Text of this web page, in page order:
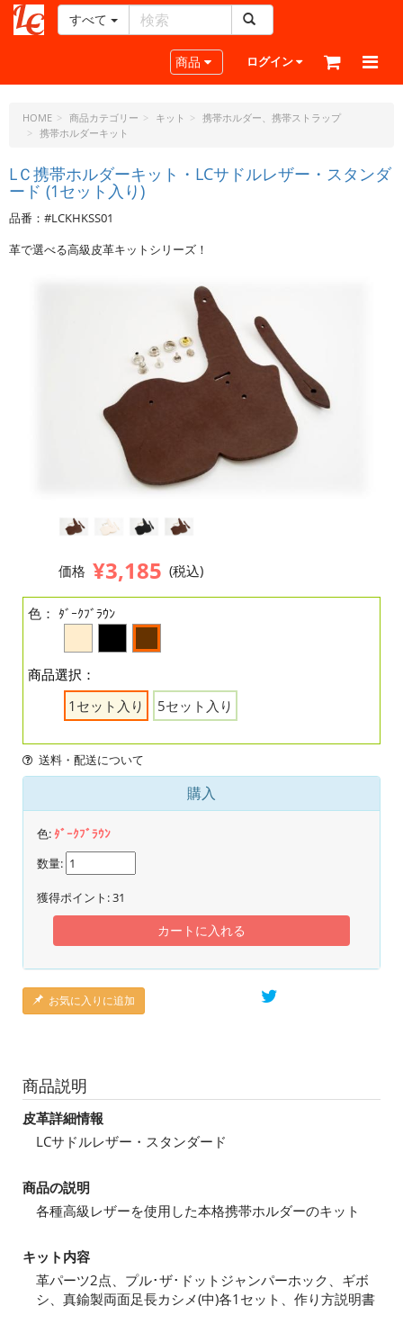
ー
ラ
フ
ド
ッ
ト・
ェ
すべて
Toggle navigation
商品 ログイン
HOME 商品カテゴリー キット
携帯ホルダー、携帯ストラップ
携帯ホルダーキット
LＣ携帯ホルダーキット・LCサドルレザー・スタンダ
ード (1セット入り)
品番：#LCKHKSS01
革で選べる高級皮革キットシリーズ！
価格 ¥3,185 (税込)
色： ﾀﾞｰｸﾌﾞﾗｳﾝ
商品選択：
1セット入り
5セット入り
送料・配送について
購入
色:ﾀﾞｰｸﾌﾞﾗｳﾝ
数量:
獲得ポイント:31
カートに入れる
お気に入りに追加
商品説明
皮革詳細情報
LCサドルレザー・スタンダード
商品の説明
各種高級レザーを使用した本格携帯ホルダーのキット
キット内容
革パーツ2点、プル･ザ･ドットジャンパーホック、ギボ
シ、真鍮製両面足長カシメ(中)各1セット、作り方説明書